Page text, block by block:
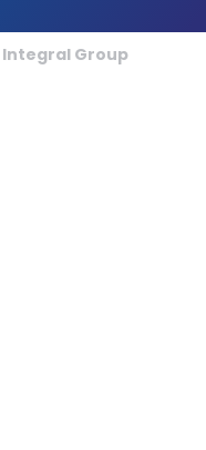
Integral Group